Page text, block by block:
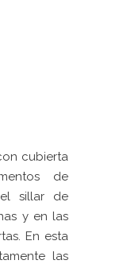
cubierta
de
sillar de
y en las
En esta
las